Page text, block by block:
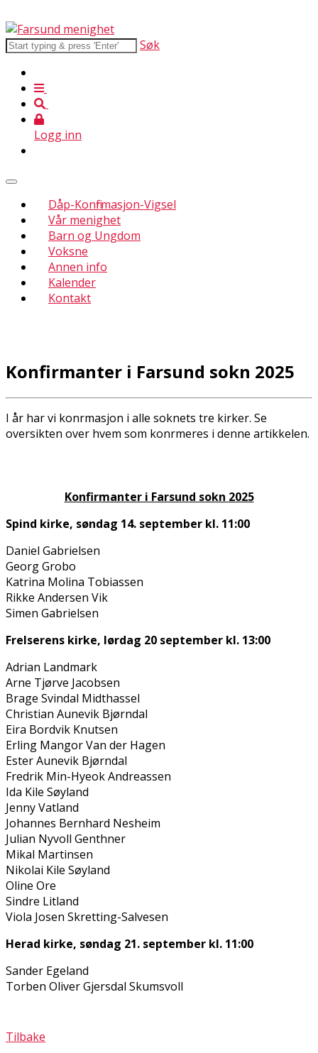
Søk
Logg inn
Dåp-Konfirmasjon-Vigsel
Vår menighet
Barn og Ungdom
Voksne
Annen info
Kalender
Kontakt
Konfirmanter i Farsund sokn 2025
I år har vi konfirmasjon i alle soknets tre kirker. Se
oversikten over hvem som konfirmeres i denne artikkelen.
Konfirmanter i Farsund sokn 2025
Spind kirke, søndag 14. september kl. 11:00
Daniel Gabrielsen
Georg Grobo
Katrina Molina Tobiassen
Rikke Andersen Vik
Simen Gabrielsen
Frelserens kirke, lørdag 20 september kl. 13:00
Adrian Landmark
Arne Tjørve Jacobsen
Brage Svindal Midthassel
Christian Aunevik Bjørndal
Eira Bordvik Knutsen
Erling Mangor Van der Hagen
Ester Aunevik Bjørndal
Fredrik Min-Hyeok Andreassen
Ida Kile Søyland
Jenny Vatland
Johannes Bernhard Nesheim
Julian Nyvoll Genthner
Mikal Martinsen
Nikolai Kile Søyland
Oline Ore
Sindre Litland
Viola Josefin Skretting-Salvesen
Herad kirke, søndag 21. september kl. 11:00
Sander Egeland
Torben Oliver Gjersdal Skumsvoll
Tilbake